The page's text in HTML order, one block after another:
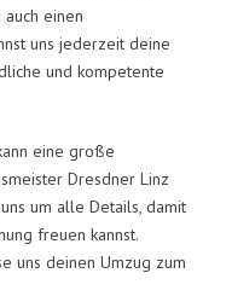
auch einen
uns jederzeit deine
und kompetente
eine große
Dresdner Linz
um alle Details, damit
freuen kannst.
uns deinen Umzug zum